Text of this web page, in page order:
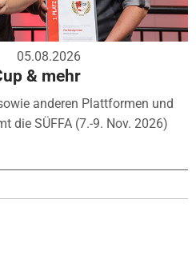
05.08.2026
& mehr
anderen Plattformen und
die SÜFFA (7.-9. Nov. 2026)